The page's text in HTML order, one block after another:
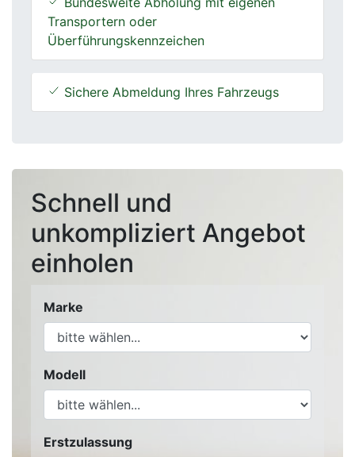
Transportern oder
Überführungskennzeichen
Sichere Abmeldung Ihres Fahrzeugs
Schnell und
unkompliziert Angebot
einholen
Marke
Modell
Erstzulassung